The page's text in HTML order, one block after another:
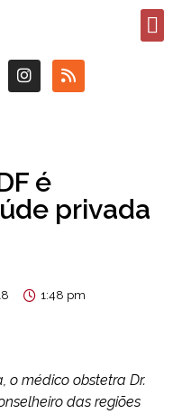
é
privada
1:48 pm
o médico obstetra Dr.
das regiões